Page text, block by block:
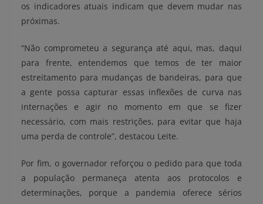
os indicadores atuais indicam que devem mudar nas
próximas.
“Não comprometeu a segurança até aqui, mas, daqui
para frente, entendemos que temos de ter maior
estreitamento para mudanças de bandeiras, para que
a gente possa capturar essas inflexões de curva nas
internações e agir no momento em que se fizer
necessário, com mais restrições, para evitar que haja
uma perda de controle”, destacou Leite.
Por fim, o governador reforçou o pedido para que toda
a população permaneça atenta aos protocolos e
determinações, porque a pandemia oferece sérios